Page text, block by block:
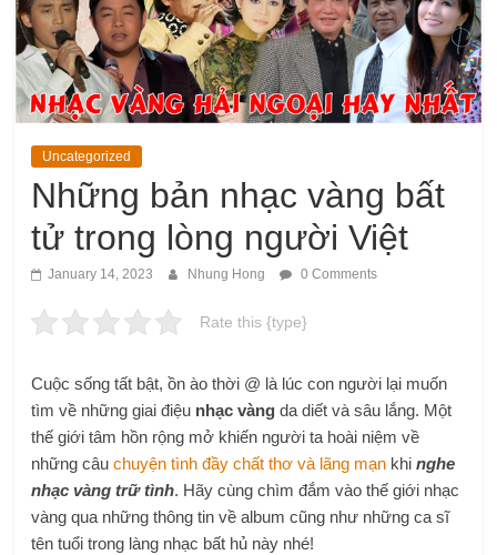
Uncategorized
Những bản nhạc vàng bất
tử trong lòng người Việt
January 14, 2023 Nhung Hong 0 Comments
Rate this {type}
Cuộc sống tất bật, ồn ào thời @ là lúc con người lại muốn
tìm về những giai điệu nhạc vàng da diết và sâu lắng. Một
thế giới tâm hồn rộng mở khiến người ta hoài niệm về
những câuchuyện tình đầy chất thơ và lãng mạn khinghe
nhạc vàng trữ tình. Hãy cùng chìm đắm vào thế giới nhạc
vàng qua những thông tin về album cũng như những ca sĩ
tên tuổi trong làng nhạc bất hủ này nhé!